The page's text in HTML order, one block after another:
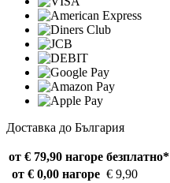
Доставка до България
от € 79,90 нагоре безплатно*
от € 0,00 нагоре € 9,90